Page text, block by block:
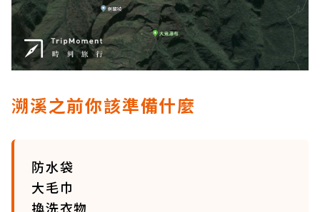
溯溪之前你該準備什麼
防水袋
大毛巾
換洗衣物